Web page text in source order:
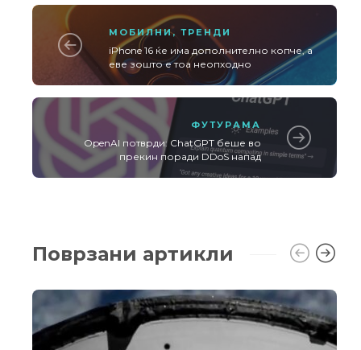
МОБИЛНИ, ТРЕНДИ
iPhone 16 ќе има дополнително копче, а
еве зошто е тоа неопходно
ФУТУРАМА
OpenAI потврди: ChatGPT беше во
прекин поради DDoS напад
Поврзани артикли